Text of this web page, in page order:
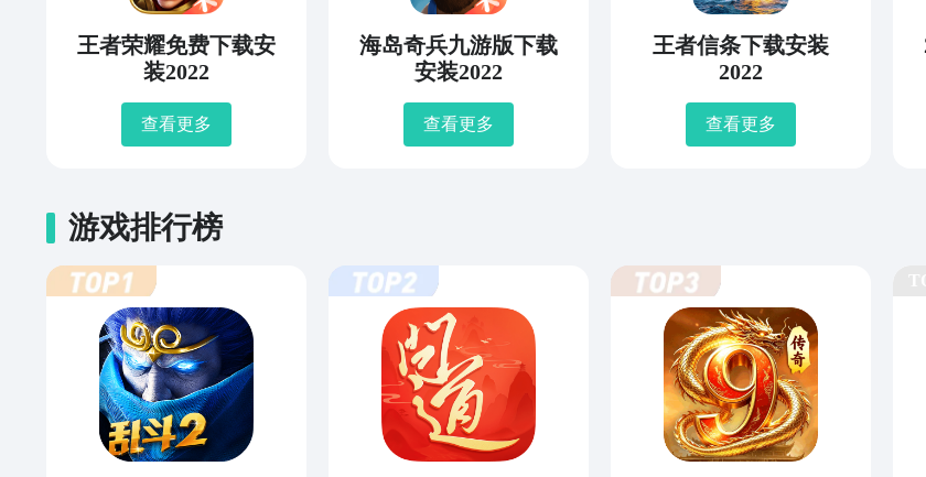
王者荣耀免费下载安
装2022
查看更多
海岛奇兵九游版下载
安装2022
查看更多
王者信条下载安装
2022
查看更多
游戏排行榜